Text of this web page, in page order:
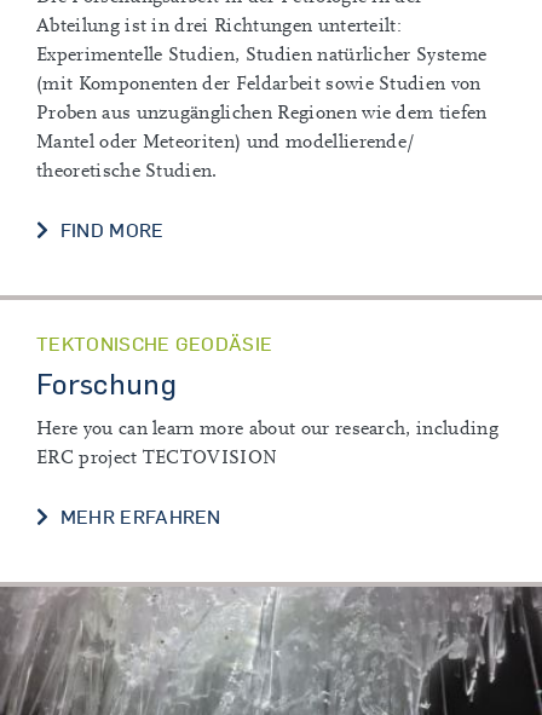
Abteilung ist in drei Richtungen unterteilt:
Experimentelle Studien, Studien natürlicher Systeme
(mit Komponenten der Feldarbeit sowie Studien von
Proben aus unzugänglichen Regionen wie dem tiefen
Mantel oder Meteoriten) und modellierende/
theoretische Studien.
FIND MORE
TEKTONISCHE GEODÄSIE
Forschung
Here you can learn more about our research, including
ERC project TECTOVISION
MEHR ERFAHREN